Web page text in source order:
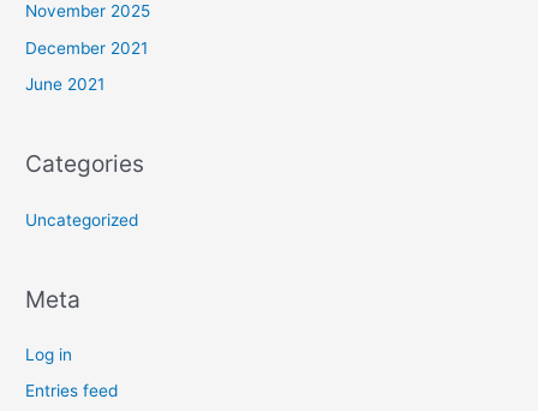
November 2025
December 2021
June 2021
Categories
Uncategorized
Meta
Log in
Entries feed